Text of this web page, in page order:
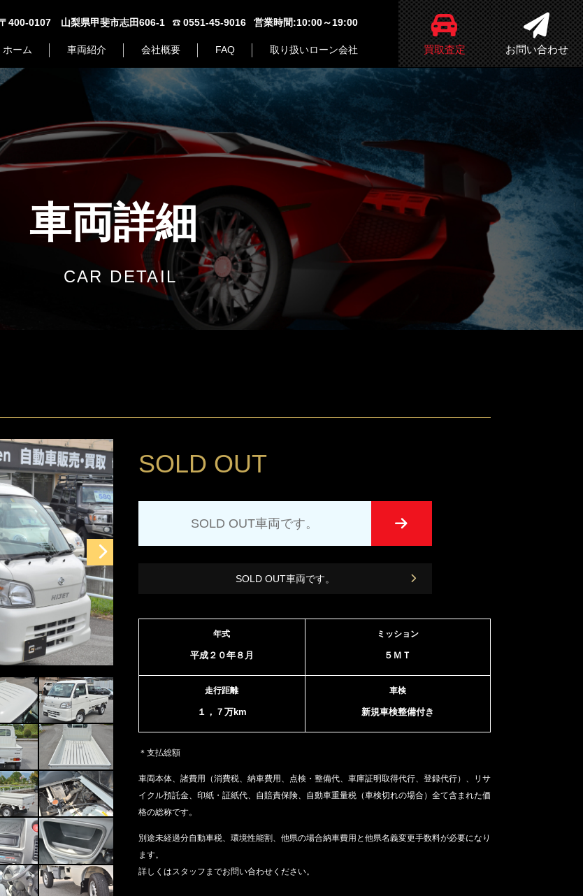
400-0107 山梨県甲斐市志田606-1 0551-45-9016 営業時間:10:00～19:00
ホーム 車両紹介 会社概要 FAQ 取り扱いローン会社 買取査定 お問い合わせ
車両詳細
CAR DETAIL
SOLD OUT
SOLD OUT車両です。
SOLD OUT車両です。
年式
平成２０年８月
ミッション
５ＭＴ
走行距離
１，７万km
車検
新規車検整備付き
＊支払総額
車両本体、諸費用（消費税、納車費用、点検・整備代、車庫証明取得代行、登録代行）、リサ
イクル預託金、印紙・証紙代、 自賠責保険、自動車重量税（車検切れの場合） 全て含まれた価
格の総称です。
別途未経過分自動車税、環境性能割、他県の場合納車費用と他県名義変更手数料が必要になり
ます。
詳しくはスタッフまでお問い合わせください。